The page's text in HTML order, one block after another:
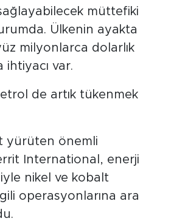
müttefiki
Ülkenin ayakta
milyonlarca dolarlık
ihtiyacı var.
de artık tükenmek
yürüten önemli
International, enerji
nikel ve kobalt
operasyonlarına ara